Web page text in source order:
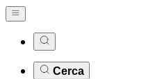
Cerca